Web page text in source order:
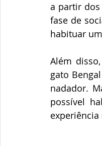
a partir
fase de
habituar
Além
gato
nadador.
possível
experiência